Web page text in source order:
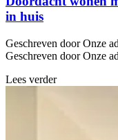
in huis
Geschreven door Onze
Geschreven door Onze
Lees verder